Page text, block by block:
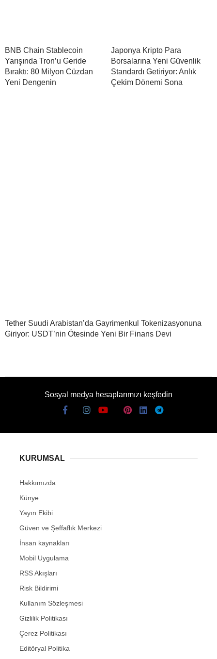
BNB Chain Stablecoin
Yarışında Tron’u Geride
Bıraktı: 80 Milyon Cüzdan
Yeni Dengenin
Japonya Kripto Para
Borsalarına Yeni Güvenlik
Standardı Getiriyor: Anlık
Çekim Dönemi Sona
Tether Suudi Arabistan’da Gayrimenkul Tokenizasyonuna
Giriyor: USDT’nin Ötesinde Yeni Bir Finans Devi
Sosyal medya hesaplarımızı keşfedin
KURUMSAL
Hakkımızda
Künye
Yayın Ekibi
Güven ve Şeffaflık Merkezi
İnsan kaynakları
Mobil Uygulama
RSS Akışları
Risk Bildirimi
Kullanım Sözleşmesi
Gizlilik Politikası
Çerez Politikası
Editöryal Politika